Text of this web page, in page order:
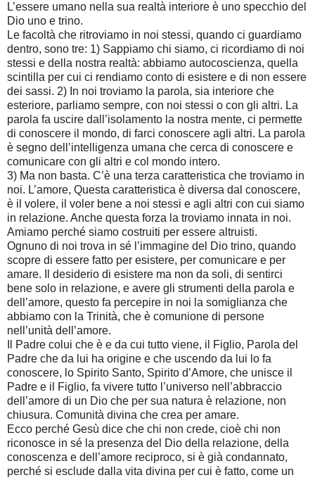
L’essere umano nella sua realtà interiore è uno specchio del
Dio uno e trino.
Le facoltà che ritroviamo in noi stessi, quando ci guardiamo
dentro, sono tre: 1) Sappiamo chi siamo, ci ricordiamo di noi
stessi e della nostra realtà: abbiamo autocoscienza, quella
scintilla per cui ci rendiamo conto di esistere e di non essere
dei sassi. 2) In noi troviamo la parola, sia interiore che
esteriore, parliamo sempre, con noi stessi o con gli altri. La
parola fa uscire dall’isolamento la nostra mente, ci permette
di conoscere il mondo, di farci conoscere agli altri. La parola
è segno dell’intelligenza umana che cerca di conoscere e
comunicare con gli altri e col mondo intero.
3) Ma non basta. C’è una terza caratteristica che troviamo in
noi. L’amore, Questa caratteristica è diversa dal conoscere,
è il volere, il voler bene a noi stessi e agli altri con cui siamo
in relazione. Anche questa forza la troviamo innata in noi.
Amiamo perché siamo costruiti per essere altruisti.
Ognuno di noi trova in sé l’immagine del Dio trino, quando
scopre di essere fatto per esistere, per comunicare e per
amare. Il desiderio di esistere ma non da soli, di sentirci
bene solo in relazione, e avere gli strumenti della parola e
dell’amore, questo fa percepire in noi la somiglianza che
abbiamo con la Trinità, che è comunione di persone
nell’unità dell’amore.
Il Padre colui che è e da cui tutto viene, il Figlio, Parola del
Padre che da lui ha origine e che uscendo da lui lo fa
conoscere, lo Spirito Santo, Spirito d’Amore, che unisce il
Padre e il Figlio, fa vivere tutto l’universo nell’abbraccio
dell’amore di un Dio che per sua natura è relazione, non
chiusura. Comunità divina che crea per amare.
Ecco perché Gesù dice che chi non crede, cioè chi non
riconosce in sé la presenza del Dio della relazione, della
conoscenza e dell’amore reciproco, si è già condannato,
perché si esclude dalla vita divina per cui è fatto, come un